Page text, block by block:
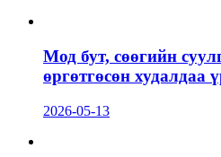
Мод бут, сөөгийн
өргөтгөсөн худалдаа
2026-05-13